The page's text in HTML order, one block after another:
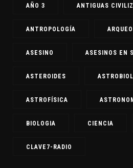
AÑO 3 ANTIGUAS
ANTROPOLOGÍA
ASESINO ASESINOS EN
ASTEROIDES
ASTROFÍSICA
BIOLOGIA CIENCIA
CLAVE7-RADIO